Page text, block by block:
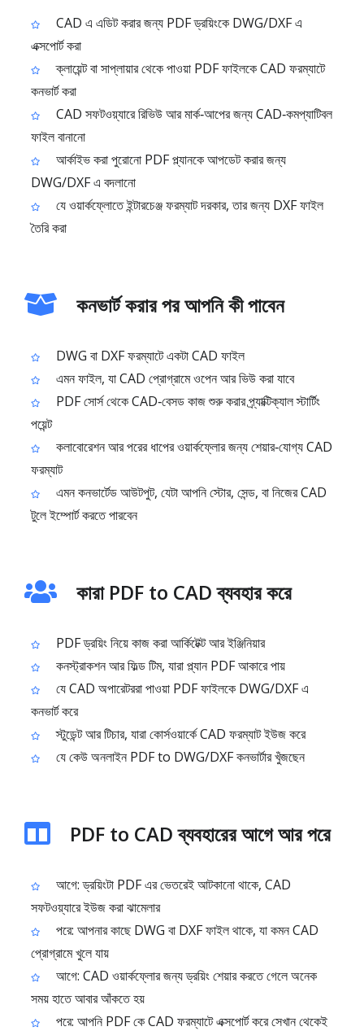
CAD এ এডিট করার জন্য PDF ড্রয়িংকে DWG/DXF এ
এক্সপোর্ট করা
ক্লায়েন্ট বা সাপ্লায়ার থেকে পাওয়া PDF ফাইলকে CAD ফরম্যাটে
কনভার্ট করা
CAD সফটওয়্যারে রিভিউ আর মার্ক‑আপের জন্য CAD‑কমপ্যাটিবল
ফাইল বানানো
আর্কাইভ করা পুরোনো PDF প্ল্যানকে আপডেট করার জন্য
DWG/DXF এ বদলানো
যে ওয়ার্কফ্লোতে ইন্টারচেঞ্জ ফরম্যাট দরকার, তার জন্য DXF ফাইল
তৈরি করা
কনভার্ট করার পর আপনি কী পাবেন
DWG বা DXF ফরম্যাটে একটা CAD ফাইল
এমন ফাইল, যা CAD প্রোগ্রামে ওপেন আর ভিউ করা যাবে
PDF সোর্স থেকে CAD‑বেসড কাজ শুরু করার প্র্যাক্টিক্যাল স্টার্টিং
পয়েন্ট
কলাবোরেশন আর পরের ধাপের ওয়ার্কফ্লোর জন্য শেয়ার‑যোগ্য CAD
ফরম্যাট
এমন কনভার্টেড আউটপুট, যেটা আপনি স্টোর, সেন্ড, বা নিজের CAD
টুলে ইম্পোর্ট করতে পারবেন
কারা PDF to CAD ব্যবহার করে
PDF ড্রয়িং নিয়ে কাজ করা আর্কিটেক্ট আর ইঞ্জিনিয়ার
কনস্ট্রাকশন আর ফিল্ড টিম, যারা প্ল্যান PDF আকারে পায়
যে CAD অপারেটররা পাওয়া PDF ফাইলকে DWG/DXF এ
কনভার্ট করে
স্টুডেন্ট আর টিচার, যারা কোর্সওয়ার্কে CAD ফরম্যাট ইউজ করে
যে কেউ অনলাইন PDF to DWG/DXF কনভার্টার খুঁজছেন
PDF to CAD ব্যবহারের আগে আর পরে
আগে: ড্রয়িংটা PDF এর ভেতরেই আটকানো থাকে, CAD
সফটওয়্যারে ইউজ করা ঝামেলার
পরে: আপনার কাছে DWG বা DXF ফাইল থাকে, যা কমন CAD
প্রোগ্রামে খুলে যায়
আগে: CAD ওয়ার্কফ্লোর জন্য ড্রয়িং শেয়ার করতে গেলে অনেক
সময় হাতে আবার আঁকতে হয়
পরে: আপনি PDF কে CAD ফরম্যাটে এক্সপোর্ট করে সেখান থেকেই